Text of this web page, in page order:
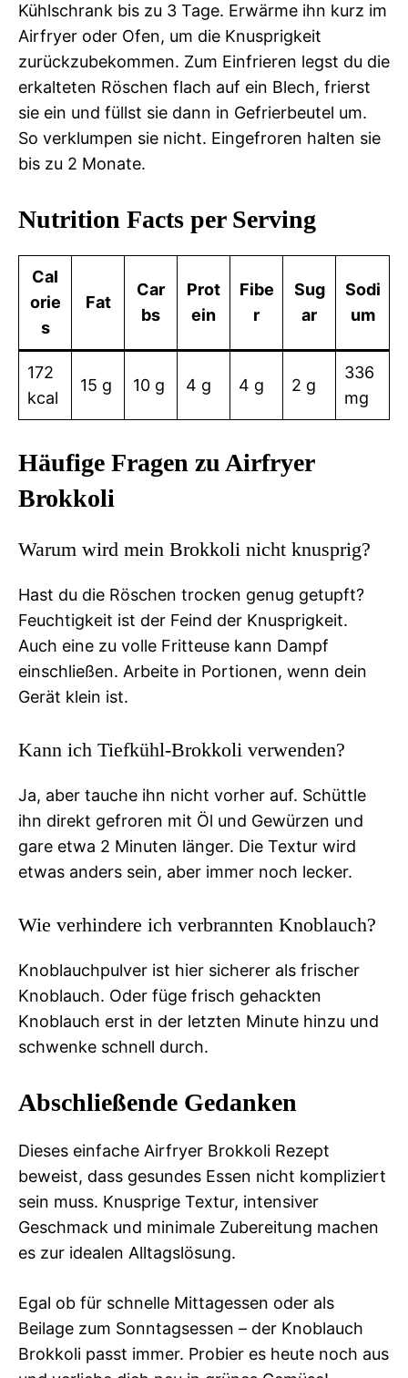
Kühlschrank bis zu 3 Tage. Erwärme ihn kurz im
Airfryer oder Ofen, um die Knusprigkeit
zurückzubekommen. Zum Einfrieren legst du die
erkalteten Röschen flach auf ein Blech, frierst
sie ein und füllst sie dann in Gefrierbeutel um.
So verklumpen sie nicht. Eingefroren halten sie
bis zu 2 Monate.
Nutrition Facts per Serving
Cal
orie
s
Fat
Car
bs
Prot
ein
Fibe
r
Sug
ar
Sodi
um
172
kcal
15 g 10 g 4 g 4 g 2 g
336
mg
Häufige Fragen zu Airfryer
Brokkoli
Warum wird mein Brokkoli nicht knusprig?
Hast du die Röschen trocken genug getupft?
Feuchtigkeit ist der Feind der Knusprigkeit.
Auch eine zu volle Fritteuse kann Dampf
einschließen. Arbeite in Portionen, wenn dein
Gerät klein ist.
Kann ich Tiefkühl-Brokkoli verwenden?
Ja, aber tauche ihn nicht vorher auf. Schüttle
ihn direkt gefroren mit Öl und Gewürzen und
gare etwa 2 Minuten länger. Die Textur wird
etwas anders sein, aber immer noch lecker.
Wie verhindere ich verbrannten Knoblauch?
Knoblauchpulver ist hier sicherer als frischer
Knoblauch. Oder füge frisch gehackten
Knoblauch erst in der letzten Minute hinzu und
schwenke schnell durch.
Abschließende Gedanken
Dieses einfache Airfryer Brokkoli Rezept
beweist, dass gesundes Essen nicht kompliziert
sein muss. Knusprige Textur, intensiver
Geschmack und minimale Zubereitung machen
es zur idealen Alltagslösung.
Egal ob für schnelle Mittagessen oder als
Beilage zum Sonntagsessen – der Knoblauch
Brokkoli passt immer. Probier es heute noch aus